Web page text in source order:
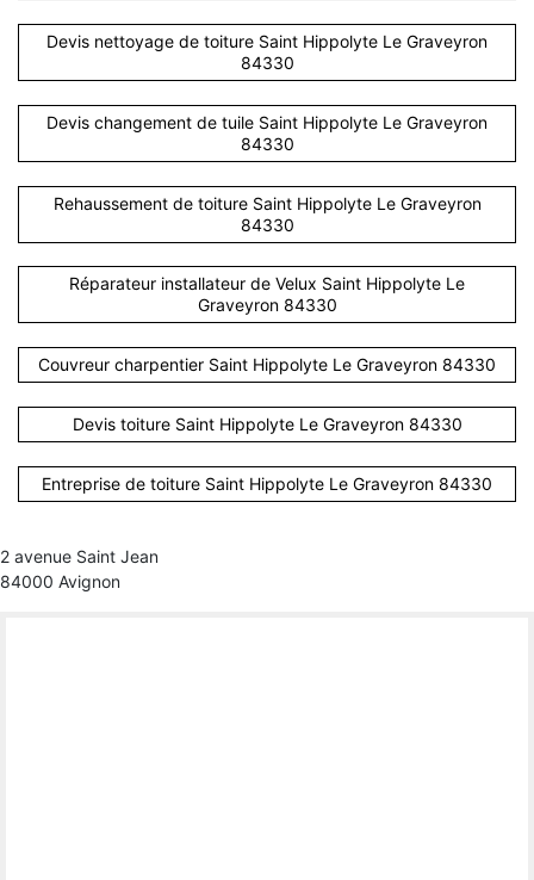
Devis nettoyage de toiture Saint Hippolyte Le Graveyron
84330
Devis changement de tuile Saint Hippolyte Le Graveyron
84330
Rehaussement de toiture Saint Hippolyte Le Graveyron
84330
Réparateur installateur de Velux Saint Hippolyte Le
Graveyron 84330
Couvreur charpentier Saint Hippolyte Le Graveyron 84330
Devis toiture Saint Hippolyte Le Graveyron 84330
Entreprise de toiture Saint Hippolyte Le Graveyron 84330
2 avenue Saint Jean
84000 Avignon